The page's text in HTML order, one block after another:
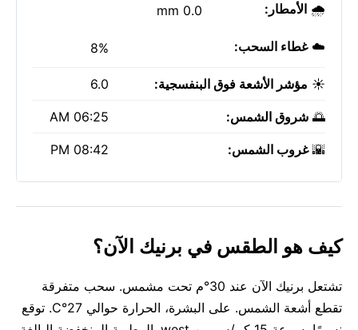
🌧️ الأمطار: 0.0 mm
☁️غطاء السحب: 8%
☀️ مؤشر الأشعة فوق البنفسجية: 6.0
🌅 شروق الشمس: 06:25 AM
🌇غروب الشمس: 08:42 PM
كيف هو الطقس في برنيك الآن؟
تشتعل برنيك الآن عند 30°م تحت مشمس. سحب متفرقة
تقطع أشعة الشمس. على البشرة، الحرارة حوالي 27°C. توقع